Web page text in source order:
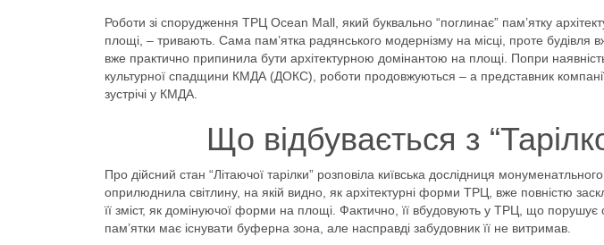
Роботи зі спорудження ТРЦ Ocean Mall, який буквально “поглинає” пам’ятку
площі, – тривають. Сама пам’ятка радянського модернізму на місці, проте будівля
вже практично припинила бути архітектурною домінантою на площі. Попри
культурної спадщини КМДА (ДОКС), роботи продовжуються – а представник
зустрічі у КМДА.
Що відбувається з
Про дійсний стан “Літаючої тарілки” розповіла київська дослідниця
оприлюднила світлину, на якій видно, як архітектурні форми ТРЦ, вже повністю
її зміст, як домінуючої форми на площі. Фактично, її вбудовують у ТРЦ, що порушує
пам’ятки має існувати буферна зона, але насправді забудовник її не витримав.